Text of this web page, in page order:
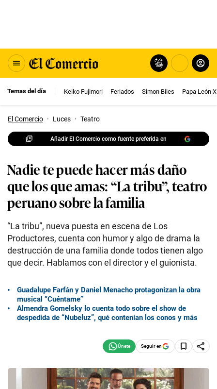
Temas del día Keiko Fujimori Feriados Simon Biles Papa León
El Comercio · Luces · Teatro
Añadir El Comercio como fuente preferida en
Nadie te puede hacer más daño
que los que amas: “La tribu”, teatro
peruano sobre la familia
“La tribu”, nueva puesta en escena de Los
Productores, cuenta con humor y algo de drama la
destrucción de una familia donde todos tienen algo
que decir. Hablamos con el director y el guionista.
Guadalupe Farfán y Daniel Menacho protagonizan la obra
musical “Cuéntame”
Almendra Gomelsky lo cuenta todo sobre el show de
despedida de “Nubeluz”, qué contenían los conos y más
Seguir en